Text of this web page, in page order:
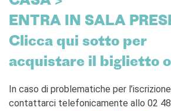
ENTRA IN SALA
Clicca qui sotto per
acquistare il biglietto
In caso di problematiche per
contattarci telefonicamente allo 02